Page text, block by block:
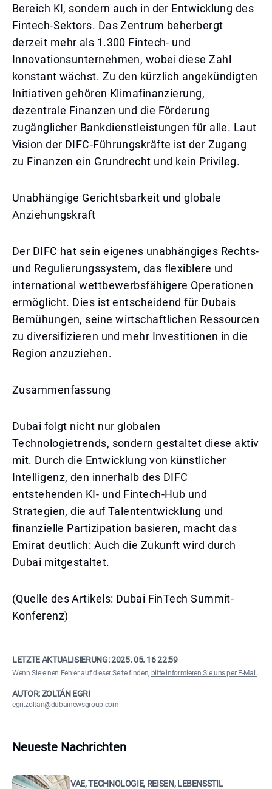
Bereich KI, sondern auch in der Entwicklung des
Fintech-Sektors. Das Zentrum beherbergt
derzeit mehr als 1.300 Fintech- und
Innovationsunternehmen, wobei diese Zahl
konstant wächst. Zu den kürzlich angekündigten
Initiativen gehören Klimafinanzierung,
dezentrale Finanzen und die Förderung
zugänglicher Bankdienstleistungen für alle. Laut
Vision der DIFC-Führungskräfte ist der Zugang
zu Finanzen ein Grundrecht und kein Privileg.
Unabhängige Gerichtsbarkeit und globale
Anziehungskraft
Der DIFC hat sein eigenes unabhängiges Rechts-
und Regulierungssystem, das flexiblere und
international wettbewerbsfähigere Operationen
ermöglicht. Dies ist entscheidend für Dubais
Bemühungen, seine wirtschaftlichen Ressourcen
zu diversifizieren und mehr Investitionen in die
Region anzuziehen.
Zusammenfassung
Dubai folgt nicht nur globalen
Technologietrends, sondern gestaltet diese aktiv
mit. Durch die Entwicklung von künstlicher
Intelligenz, den innerhalb des DIFC
entstehenden KI- und Fintech-Hub und
Strategien, die auf Talententwicklung und
finanzielle Partizipation basieren, macht das
Emirat deutlich: Auch die Zukunft wird durch
Dubai mitgestaltet.
(Quelle des Artikels: Dubai FinTech Summit-
Konferenz)
LETZTE AKTUALISIERUNG:2025. 05. 16 22:59
Wenn Sie einen Fehler auf dieser Seite finden, bitte informieren Sie uns per E-Mail .
AUTOR: ZOLTÁN EGRI
egri.zoltan@dubainewsgroup.com
Neueste Nachrichten
VAE, TECHNOLOGIE, REISEN, LEBENSSTIL